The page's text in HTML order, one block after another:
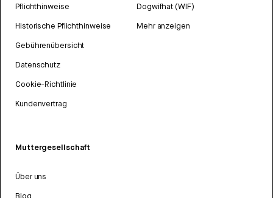
Pflichthinweise
Historische Pflichthinweise
Gebührenübersicht
Datenschutz
Cookie-Richtlinie
Kundenvertrag
Dogwifhat (WIF)
Mehr anzeigen
Muttergesellschaft
Über uns